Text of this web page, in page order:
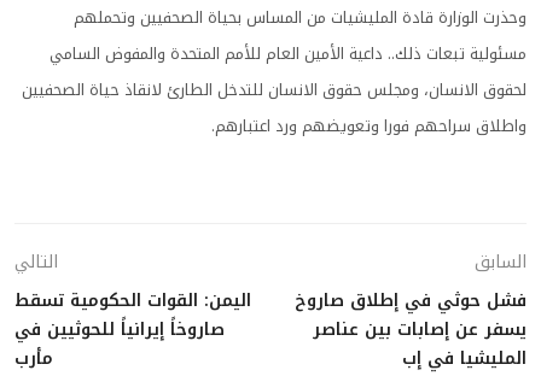
وحذرت الوزارة قادة المليشيات من المساس بحياة الصحفيين وتحملهم
مسئولية تبعات ذلك.. داعية الأمين العام للأمم المتحدة والمفوض السامي
لحقوق الانسان، ومجلس حقوق الانسان للتدخل الطارئ لانقاذ حياة الصحفيين
واطلاق سراحهم فورا وتعويضهم ورد اعتبارهم.
السابق
فشل حوثي في إطلاق صاروخ
يسفر عن إصابات بين عناصر
المليشيا في إب
التالي
اليمن: القوات الحكومية تسقط
صاروخاً إيرانياً للحوثيين في
مأرب